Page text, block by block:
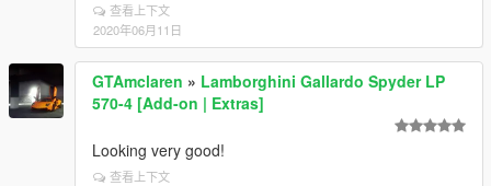
查看上下文
2020年06月11日
GTAmclaren » Lamborghini Gallardo Spyder LP
570-4 [Add-on | Extras]
Looking very good!
查看上下文